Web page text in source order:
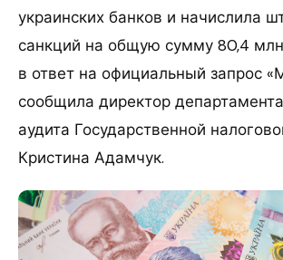
украинских банков и начислила
санкций на общую сумму 80,4
в ответ на официальный запрос
сообщила директор
аудита Государственной
Кристина Адамчук.